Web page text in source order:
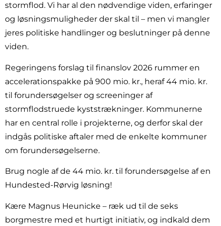
stormflod. Vi har al den nødvendige viden, erfaringer
og løsningsmuligheder der skal til – men vi mangler
jeres politiske handlinger og beslutninger på denne
viden.
Regeringens forslag til finanslov 2026 rummer en
accelerationspakke på 900 mio. kr., heraf 44 mio. kr.
til forundersøgelser og screeninger af
stormflodstruede kyststrækninger. Kommunerne
har en central rolle i projekterne, og derfor skal der
indgås politiske aftaler med de enkelte kommuner
om forundersøgelserne.
Brug nogle af de 44 mio. kr. til forundersøgelse af en
Hundested-Rørvig løsning!
Kære Magnus Heunicke – ræk ud til de seks
borgmestre med et hurtigt initiativ, og indkald dem